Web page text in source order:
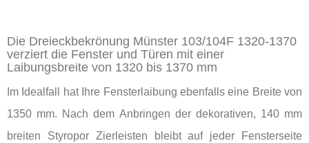
Die Dreieckbekrönung Münster 103/104F 1320-1370
verziert die Fenster und Türen mit einer
Laibungsbreite von 1320 bis 1370 mm
Im Idealfall hat Ihre Fensterlaibung ebenfalls eine Breite von
1350 mm. Nach dem Anbringen der dekorativen, 140 mm
breiten Styropor Zierleisten bleibt auf jeder Fensterseite